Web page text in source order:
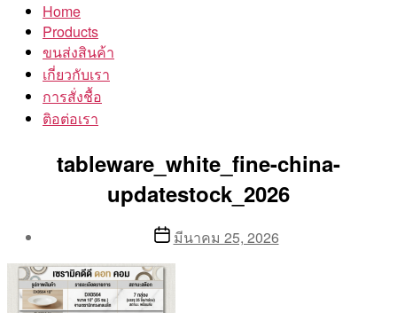
Home
Products
ขนส่งสินค้า
เกี่ยวกับเรา
การสั่งชื้อ
ติอต่อเรา
tableware_white_fine-china-
updatestock_2026
By
Aea
Postมีนาคม 25, 2026